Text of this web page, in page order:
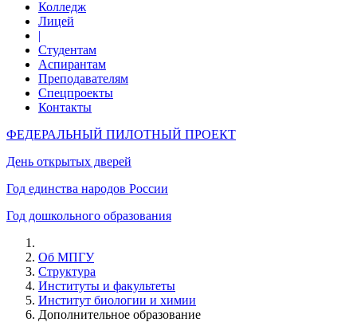
Колледж
Лицей
|
Студентам
Аспирантам
Преподавателям
Спецпроекты
Контакты
ФЕДЕРАЛЬНЫЙ ПИЛОТНЫЙ ПРОЕКТ
День открытых дверей
Год единства народов России
Год дошкольного образования
Об МПГУ
Структура
Институты и факультеты
Институт биологии и химии
Дополнительное образование